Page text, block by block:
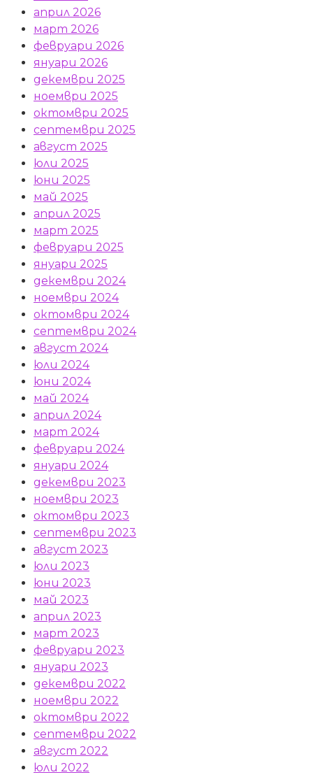
април 2026
март 2026
февруари 2026
януари 2026
декември 2025
ноември 2025
октомври 2025
септември 2025
август 2025
юли 2025
юни 2025
май 2025
април 2025
март 2025
февруари 2025
януари 2025
декември 2024
ноември 2024
октомври 2024
септември 2024
август 2024
юли 2024
юни 2024
май 2024
април 2024
март 2024
февруари 2024
януари 2024
декември 2023
ноември 2023
октомври 2023
септември 2023
август 2023
юли 2023
юни 2023
май 2023
април 2023
март 2023
февруари 2023
януари 2023
декември 2022
ноември 2022
октомври 2022
септември 2022
август 2022
юли 2022